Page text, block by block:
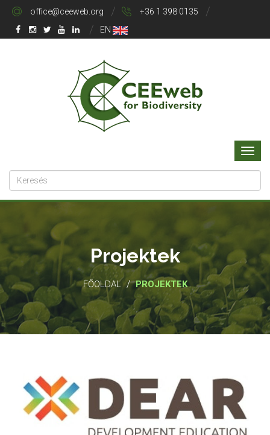
office@ceeweb.org
+36 1 398 0135
EN
Projektek
FŐOLDAL / PROJEKTEK